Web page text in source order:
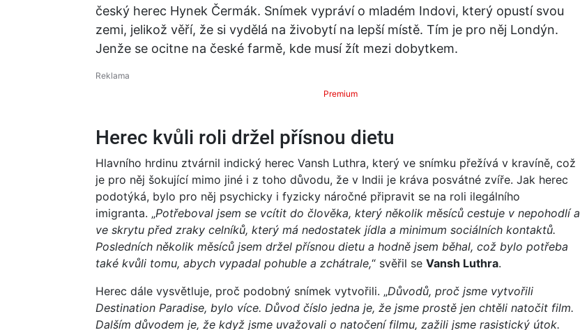
český herec Hynek Čermák. Snímek vypráví o mladém Indovi, který opustí svou
zemi, jelikož věří, že si vydělá na živobytí na lepší místě. Tím je pro něj Londýn.
Jenže se ocitne na české farmě, kde musí žít mezi dobytkem.
Premium
Herec kvůli roli držel přísnou dietu
Hlavního hrdinu ztvárnil indický herec Vansh Luthra, který ve snímku přežívá v kravíně, což
je pro něj šokující mimo jiné i z toho důvodu, že v Indii je kráva posvátné zvíře. Jak herec
podotýká, bylo pro něj psychicky i fyzicky náročné připravit se na roli ilegálního
imigranta. „Potřeboval jsem se vcítit do člověka, který několik měsíců cestuje v nepohodlí a
ve skrytu před zraky celníků, který má nedostatek jídla a minimum sociálních kontaktů.
Posledních několik měsíců jsem držel přísnou dietu a hodně jsem běhal, což bylo potřeba
také kvůli tomu, abych vypadal pohuble a zchátrale,“ svěřil se Vansh Luthra.
Herec dále vysvětluje, proč podobný snímek vytvořili. „Důvodů, proč jsme vytvořili
Destination Paradise, bylo více. Důvod číslo jedna je, že jsme prostě jen chtěli natočit film.
Dalším důvodem je, že když jsme uvažovali o natočení filmu, zažili jsme rasistický útok.